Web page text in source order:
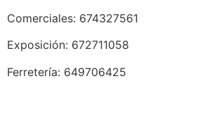
Comerciales: 674327561
Exposición: 672711058
Ferretería: 649706425